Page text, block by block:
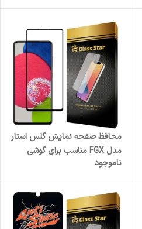
Redmi Note 13 4G
محافظ صفحه نمایش گلس استار
مدل FGX مناسب برای گوشی
5G
ناموجود